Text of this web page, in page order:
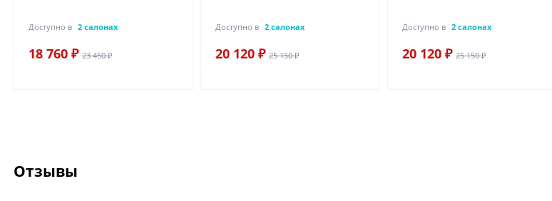
Доступно в 2 салонах
18 760 ₽ 23 450 ₽
Доступно в 2 салонах
20 120 ₽ 25 150 ₽
Доступно в 2 салонах
20 120 ₽ 25 150 ₽
Отзывы